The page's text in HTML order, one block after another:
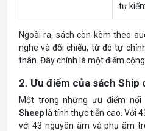
tự
Ngoài ra, sách còn kèm theo
nghe và đối chiếu, từ đó tự
thân. Đây chính là một điểm
2. Ưu điểm của sách Ship
Một trong những ưu điểm
Sheeplà tính thực tiễn cao. Với
với 43 nguyên âm và phụ âm